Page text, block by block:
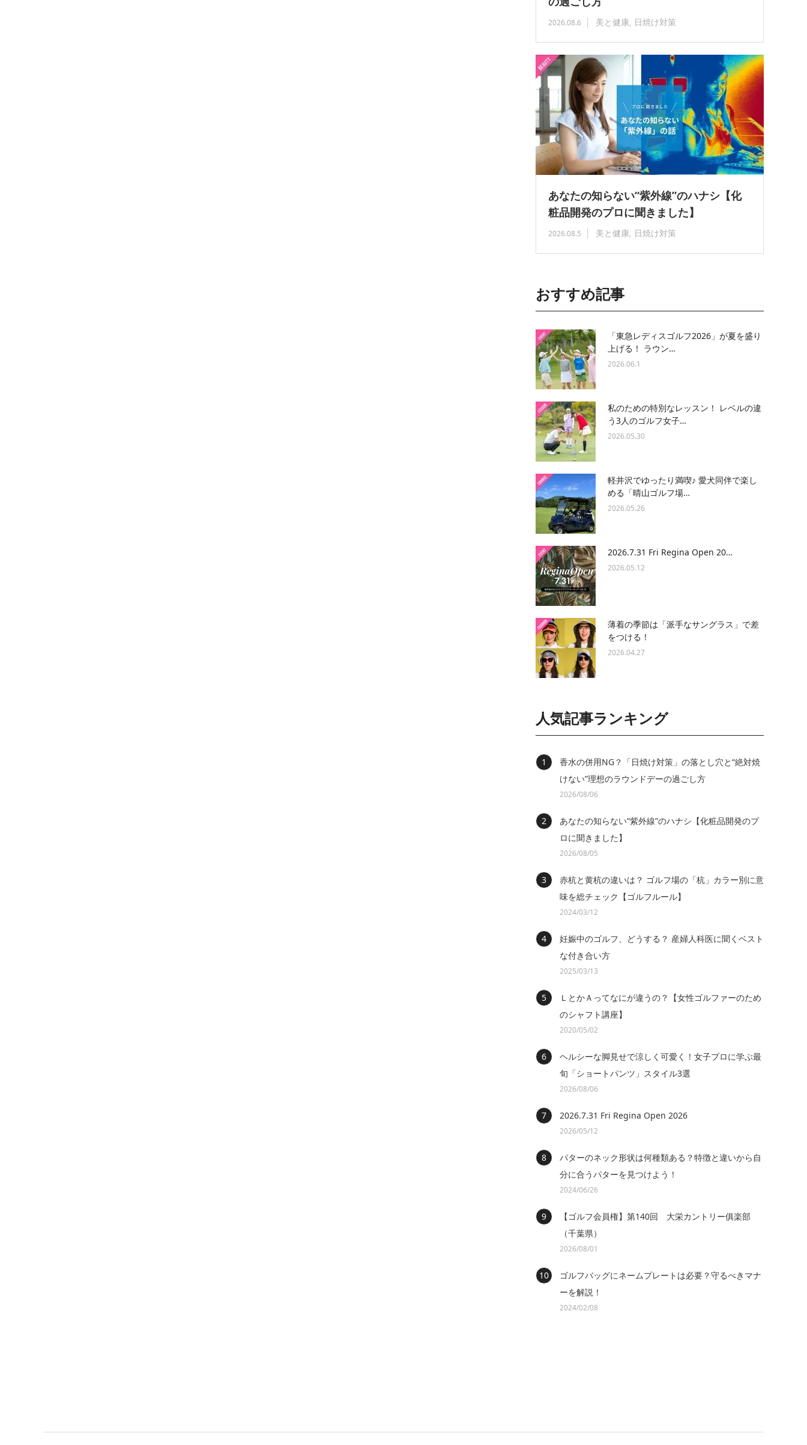
2026.08.6 美と健康 日焼け対策
あなたの知らない“紫外線”のハナシ【化
粧品開発のプロに聞きました】
2026.08.5 美と健康 日焼け対策
おすすめ記事
「東急レディスゴルフ2026」が夏を盛り
上げる！ ラウン…
2026.06.1
私のための特別なレッスン！ レベルの違
う3人のゴルフ女子…
2026.05.30
軽井沢でゆったり満喫♪ 愛犬同伴で楽し
める「晴山ゴルフ場…
2026.05.26
2026.7.31 Fri Regina Open 20…
2026.05.12
薄着の季節は「派手なサングラス」で差
をつける！
2026.04.27
人気記事ランキング
香水の併用NG？「日焼け対策」の落とし穴と“絶対焼
けない”理想のラウンドデーの過ごし方
2026/08/06
あなたの知らない“紫外線”のハナシ【化粧品開発のプ
ロに聞きました】
2026/08/05
赤杭と黄杭の違いは？ ゴルフ場の「杭」カラー別に意
味を総チェック【ゴルフルール】
2024/03/12
妊娠中のゴルフ、どうする？ 産婦人科医に聞くベスト
な付き合い方
2025/03/13
ＬとかＡってなにが違うの？【女性ゴルファーのため
のシャフト講座】
2020/05/02
ヘルシーな脚見せで涼しく可愛く！女子プロに学ぶ最
旬「ショートパンツ」スタイル3選
2026/08/06
2026.7.31 Fri Regina Open 2026
2026/05/12
パターのネック形状は何種類ある？特徴と違いから自
分に合うパターを見つけよう！
2024/06/26
【ゴルフ会員権】第140回 大栄カントリー俱楽部
（千葉県）
2026/08/01
ゴルフバッグにネームプレートは必要？守るべきマナ
ーを解説！
2024/02/08